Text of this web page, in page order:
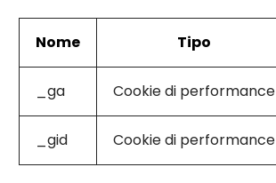
Nome Tipo
_ga Cookie di performance
_gid Cookie di performance